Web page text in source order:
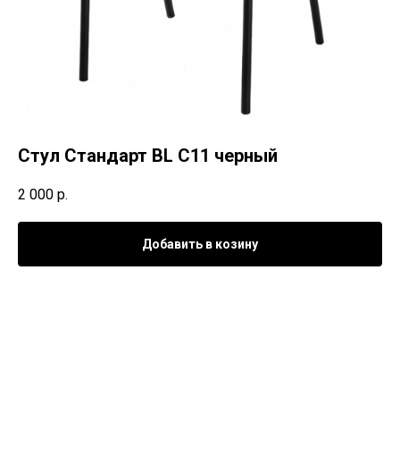
Стул Стандарт BL C11 черный
2 000 р.
Добавить в козину